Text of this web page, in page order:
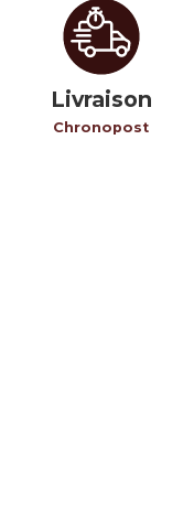
Livraison
Chronopost